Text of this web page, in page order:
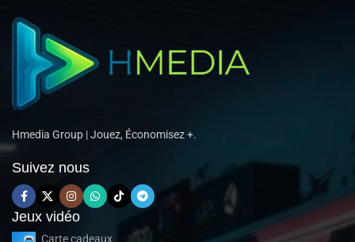
Hmedia Group | Jouez, Économisez +.
Suivez nous
Jeux vidéo
Carte cadeaux